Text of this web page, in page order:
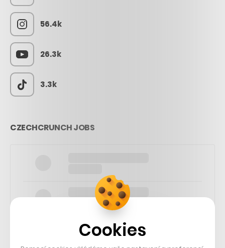
56.4k
26.3k
3.3k
CZECHCRUNCH JOBS
Cookies